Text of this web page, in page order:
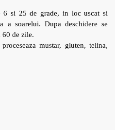
6 si 25 de grade, in loc uscat si
a soarelui. Dupa deschidere se
60 de zile.
mustar, gluten, telina,